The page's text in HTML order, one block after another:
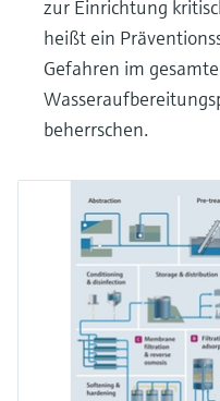
zur Einrichtung
heißt ein
Gefahren im
beherrschen.